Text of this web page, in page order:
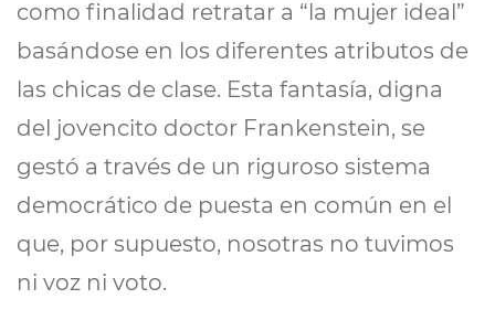
como finalidad retratar a “la mujer ideal”
basándose en los diferentes atributos de
las chicas de clase. Esta fantasía, digna
del jovencito doctor Frankenstein, se
gestó a través de un riguroso sistema
democrático de puesta en común en el
que, por supuesto, nosotras no tuvimos
ni voz ni voto.